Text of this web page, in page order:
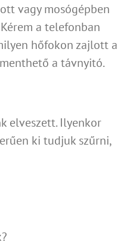
vagy mosógépben
a telefonban
hőfokon zajlott a
a távnyitó.
elveszett. Ilyenkor
ki tudjuk szűrni,